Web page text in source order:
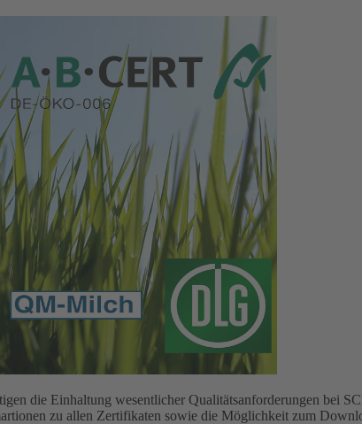
die Einhaltung wesentlicher Qualitätsanforderungen
zu allen Zertifikaten sowie die Möglichkeit zum